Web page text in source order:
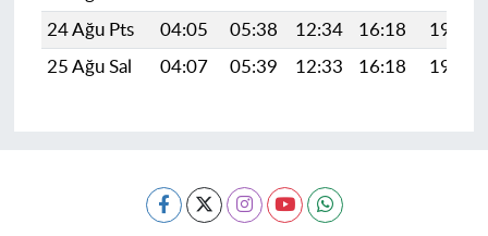
24 Ağu Pts
04:05 05:38 12:34 16:18
19:19
25 Ağu Sal
04:07 05:39 12:33 16:18 19:18